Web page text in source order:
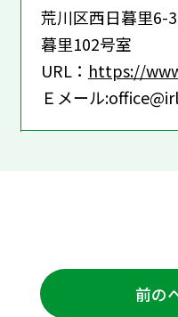
荒川区西日暮里
暮里102号室
URL： https://
Ｅメール
前の